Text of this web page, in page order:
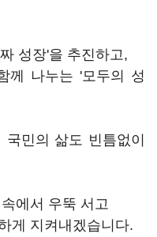
성장'을 추진하고,
께 나누는 '모두의 성
민의 삶도 빈틈없이
에서 우뚝 서고
게 지켜내겠습니다.